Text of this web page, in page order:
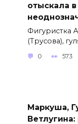
отыскала
Фигуристка
(Трусова),
0 573
Маркуша,
Ветлугина: